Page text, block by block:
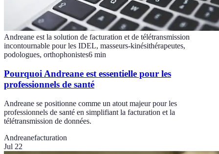
Andreane est la solution de facturation et de télétransmission
incontournable pour les IDEL, masseurs-kinésithérapeutes,
podologues, orthophonistes6 min
Pourquoi Andreane est essentielle pour les
professionnels de santé
Andreane se positionne comme un atout majeur pour les
professionnels de santé en simplifiant la facturation et la
télétransmission de données.
Andreanefacturation
Jul 22